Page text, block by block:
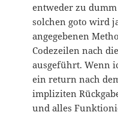
entweder zu
solchen goto wird
angegebenen
Codezeilen nach
ausgeführt. Wenn
ein return nach
impliziten
und alles